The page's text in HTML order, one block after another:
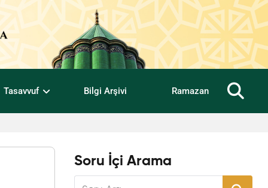
Tasavvuf Bilgi Arşivi Ramazan
Soru İçi Arama